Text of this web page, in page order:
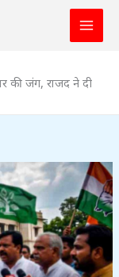
की जंग, राजद ने दी